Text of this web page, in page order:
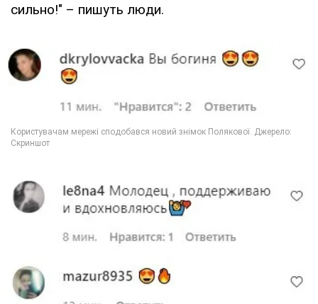
сильно!" – пишуть люди.